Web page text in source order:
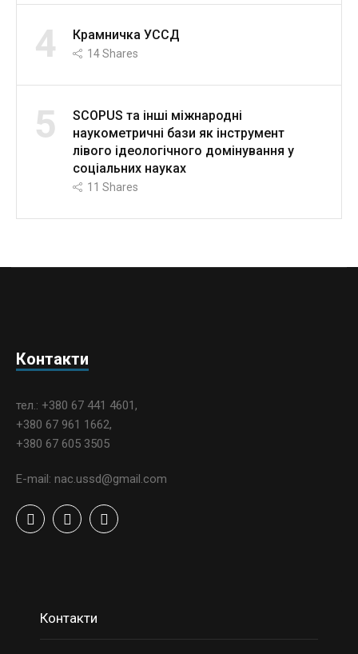
4 Крамничка УССД
14Shares
5
SCOPUS та інші міжнародні
наукометричні бази як інструмент
лівого ідеологічного домінування у
соціальних науках
11 Shares
Контакти
тел.: +380 67 441 4601,
+380 67 961 1662,
+380 67 605 3505
E-mail: nac.ussd@gmail.com
Контакти